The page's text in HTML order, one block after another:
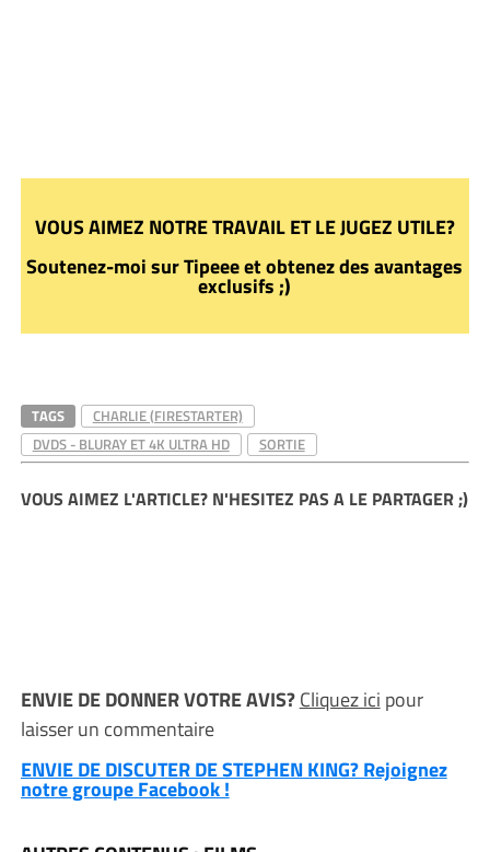
VOUS AIMEZ NOTRE TRAVAIL ET LE JUGEZ UTILE?
Soutenez-moi sur Tipeee et obtenez des avantages
exclusifs ;)
TAGS
CHARLIE (FIRESTARTER)
DVDS - BLURAY ET 4K ULTRA HD
SORTIE
VOUS AIMEZ L'ARTICLE? N'HESITEZ PAS A LE PARTAGER ;)
ENVIE DE DONNER VOTRE AVIS?Cliquez ici pour
laisser un commentaire
ENVIE DE DISCUTER DE STEPHEN KING? Rejoignez
notre groupe Facebook !